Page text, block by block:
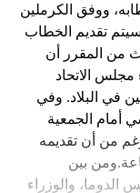
ووفق الكرملين
تقديم الخطاب
من المقرر أن
الاتحاد
في البلاد. وفي
أمام الجمعية
من أن تقديمه
بين
والوزراء